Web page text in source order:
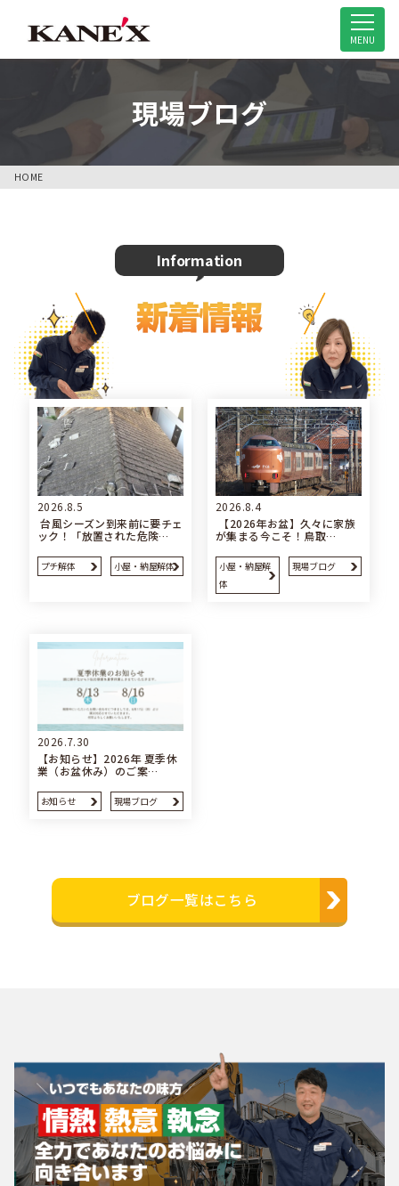
米子市の解体工事専門MENU
現場ブログ
HOME
Information
2026.8.5
台風シーズン到来前に要チェ
ック！「放置された危険…
プチ解体 小屋・納屋解体
2026.8.4
【2026年お盆】久々に家族
が集まる今こそ！鳥取…
小屋・納屋解
体
現場ブログ
2026.7.30
【お知らせ】2026年 夏季休
業（お盆休み）のご案…
お知らせ 現場ブログ
ブログ一覧はこちら